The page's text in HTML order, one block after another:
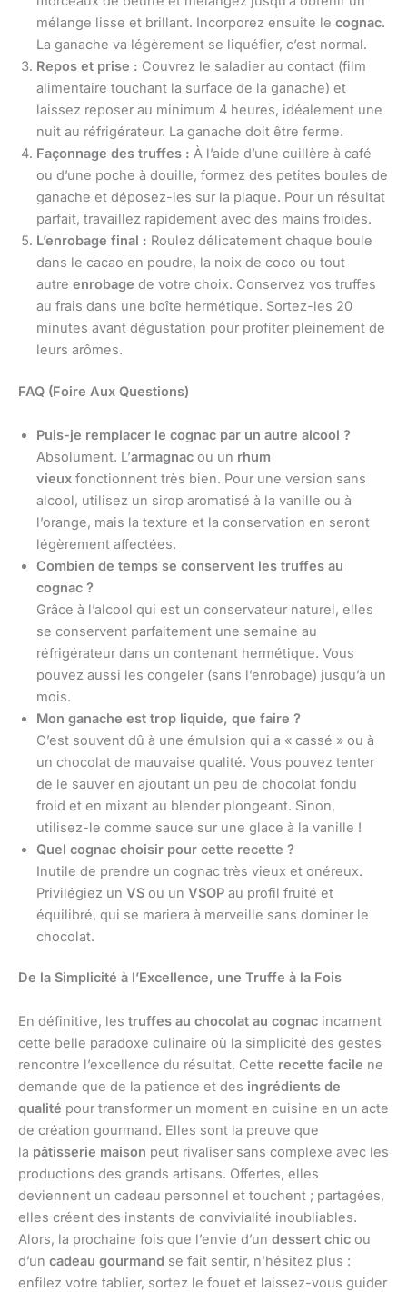
mélange lisse et brillant. Incorporez ensuite le cognac.
La ganache va légèrement se liquéfier, c’est normal.
Repos et prise : Couvrez le saladier au contact (film
alimentaire touchant la surface de la ganache) et
laissez reposer au minimum 4 heures, idéalement une
nuit au réfrigérateur. La ganache doit être ferme.
Façonnage des truffes : À l’aide d’une cuillère à café
ou d’une poche à douille, formez des petites boules de
ganache et déposez-les sur la plaque. Pour un résultat
parfait, travaillez rapidement avec des mains froides.
L’enrobage final : Roulez délicatement chaque boule
dans le cacao en poudre, la noix de coco ou tout
autre enrobage de votre choix. Conservez vos truffes
au frais dans une boîte hermétique. Sortez-les 20
minutes avant dégustation pour profiter pleinement de
leurs arômes.
FAQ (Foire Aux Questions)
Puis-je remplacer le cognac par un autre alcool ?
Absolument. L’armagnac ou un rhum
vieux fonctionnent très bien. Pour une version sans
alcool, utilisez un sirop aromatisé à la vanille ou à
l’orange, mais la texture et la conservation en seront
légèrement affectées.
Combien de temps se conservent les truffes au
cognac ?
Grâce à l’alcool qui est un conservateur naturel, elles
se conservent parfaitement une semaine au
réfrigérateur dans un contenant hermétique. Vous
pouvez aussi les congeler (sans l’enrobage) jusqu’à un
mois.
Mon ganache est trop liquide, que faire ?
C’est souvent dû à une émulsion qui a « cassé » ou à
un chocolat de mauvaise qualité. Vous pouvez tenter
de le sauver en ajoutant un peu de chocolat fondu
froid et en mixant au blender plongeant. Sinon,
utilisez-le comme sauce sur une glace à la vanille !
Quel cognac choisir pour cette recette ?
Inutile de prendre un cognac très vieux et onéreux.
Privilégiez un VS ou un VSOP au profil fruité et
équilibré, qui se mariera à merveille sans dominer le
chocolat.
De la Simplicité à l’Excellence, une Truffe à la Fois
En définitive, les truffes au chocolat au cognac incarnent
cette belle paradoxe culinaire où la simplicité des gestes
rencontre l’excellence du résultat. Cette recette facile ne
demande que de la patience et des ingrédients de
qualité pour transformer un moment en cuisine en un acte
de création gourmand. Elles sont la preuve que
la pâtisserie maison peut rivaliser sans complexe avec les
productions des grands artisans. Offertes, elles
deviennent un cadeau personnel et touchent ; partagées,
elles créent des instants de convivialité inoubliables.
Alors, la prochaine fois que l’envie d’un dessert chic ou
d’un cadeau gourmand se fait sentir, n’hésitez plus :
enfilez votre tablier, sortez le fouet et laissez-vous guider